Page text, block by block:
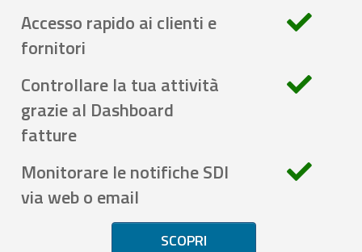
Accesso rapido ai clienti e
fornitori
Controllare la tua attività
grazie al Dashboard
fatture
Monitorare le notifiche SDI
via web o email
SCOPRI